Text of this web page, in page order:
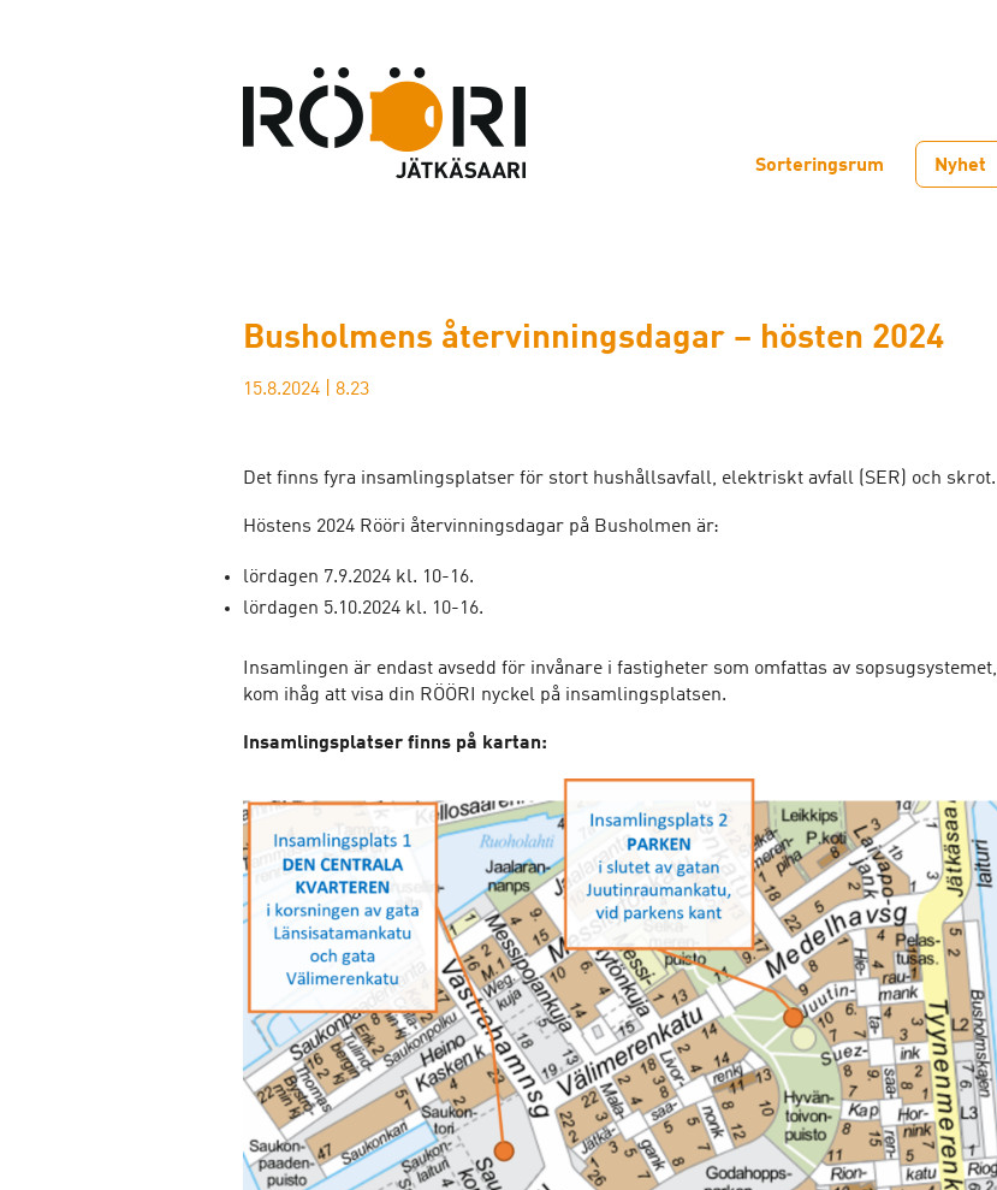
Sorteringsrum Nyhet
Busholmens återvinningsdagar – hösten 2024
15.8.2024 8.23
Det finns fyra insamlingsplatser för stort hushållsavfall, elektriskt avfall (SER) och skrot.
Höstens 2024 Rööri återvinningsdagar på Busholmen är:
lördagen 7.9.2024 kl. 10-16.
lördagen 5.10.2024 kl. 10-16.
Insamlingen är endast avsedd för invånare i fastigheter som omfattas av sopsugsystemet,
kom ihåg att visa din RÖÖRI nyckel på insamlingsplatsen.
Insamlingsplatser finns på kartan: